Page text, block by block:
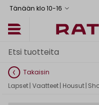
Tänään klo 10-16
Toimituskulut alk.
Takaisin
Lapset| Vaatteet| Housut |